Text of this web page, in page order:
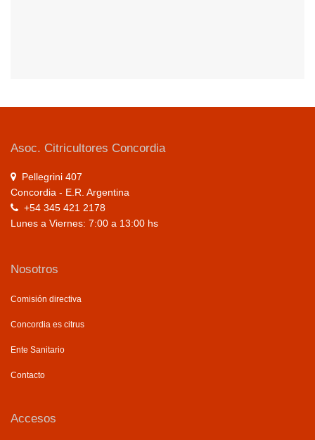
Asoc. Citricultores Concordia
Pellegrini 407
Concordia - E.R. Argentina
+54 345 421 2178
Lunes a Viernes: 7:00 a 13:00 hs
Nosotros
Comisión directiva
Concordia es citrus
Ente Sanitario
Contacto
Accesos